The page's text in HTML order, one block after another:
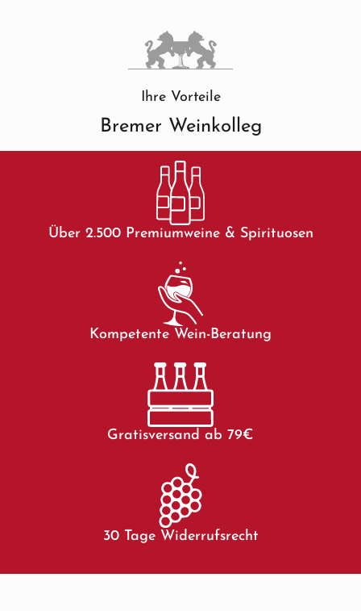
Ihre Vorteile
Bremer Weinkolleg
Über 2.500 Premiumweine & Spirituosen
Kompetente Wein-Beratung
Gratisversand ab 79€
30 Tage Widerrufsrecht